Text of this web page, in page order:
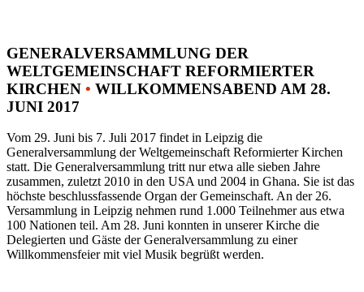
GENERALVERSAMMLUNG DER
WELTGEMEINSCHAFT REFORMIERTER
KIRCHEN • WILLKOMMENSABEND AM 28.
JUNI 2017
Vom 29. Juni bis 7. Juli 2017 findet in Leipzig die
Generalversammlung der Weltgemeinschaft Reformierter Kirchen
statt. Die Generalversammlung tritt nur etwa alle sieben Jahre
zusammen, zuletzt 2010 in den USA und 2004 in Ghana. Sie ist das
höchste beschlussfassende Organ der Gemeinschaft. An der 26.
Versammlung in Leipzig nehmen rund 1.000 Teilnehmer aus etwa
100 Nationen teil. Am 28. Juni konnten in unserer Kirche die
Delegierten und Gäste der Generalversammlung zu einer
Willkommensfeier mit viel Musik begrüßt werden.